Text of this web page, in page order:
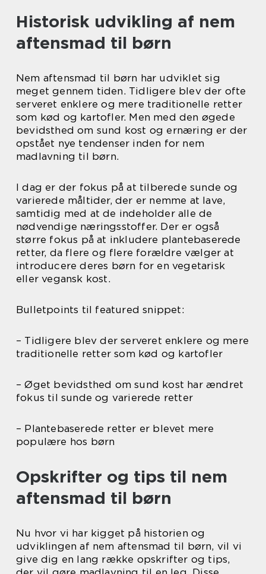
Historisk udvikling af nem
aftensmad til børn
Nem aftensmad til børn har udviklet sig
meget gennem tiden. Tidligere blev der ofte
serveret enklere og mere traditionelle retter
som kød og kartofler. Men med den øgede
bevidsthed om sund kost og ernæring er der
opstået nye tendenser inden for nem
madlavning til børn.
I dag er der fokus på at tilberede sunde og
varierede måltider, der er nemme at lave,
samtidig med at de indeholder alle de
nødvendige næringsstoffer. Der er også
større fokus på at inkludere plantebaserede
retter, da flere og flere forældre vælger at
introducere deres børn for en vegetarisk
eller vegansk kost.
Bulletpoints til featured snippet:
– Tidligere blev der serveret enklere og mere
traditionelle retter som kød og kartofler
– Øget bevidsthed om sund kost har ændret
fokus til sunde og varierede retter
– Plantebaserede retter er blevet mere
populære hos børn
Opskrifter og tips til nem
aftensmad til børn
Nu hvor vi har kigget på historien og
udviklingen af nem aftensmad til børn, vil vi
give dig en lang række opskrifter og tips,